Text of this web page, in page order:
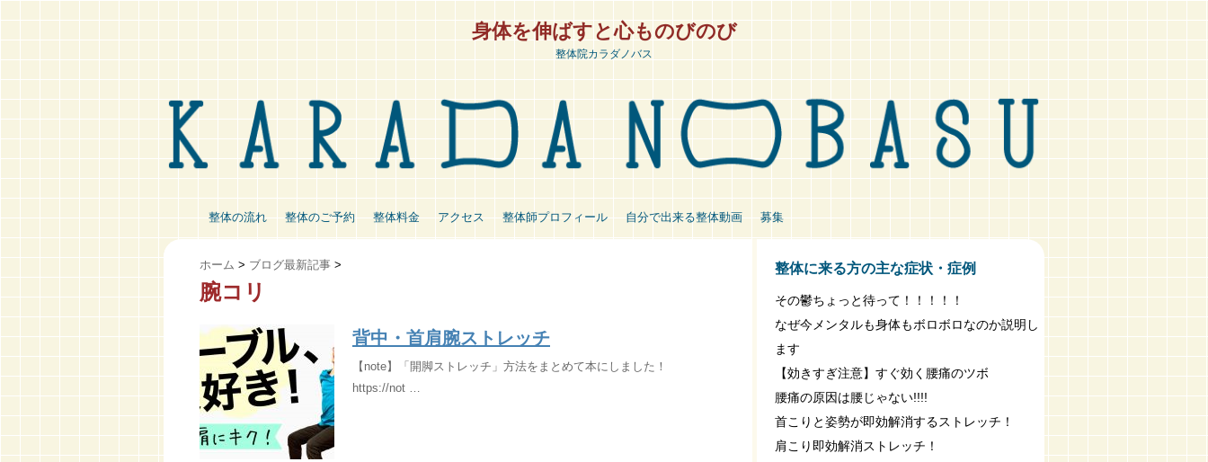
身体を伸ばすと心ものびのび
整体院カラダノバス
整体の流れ 整体のご予約 整体料金 アクセス 整体師プロフィール 自分で出来る整体動画 募集
ホーム > ブログ最新記事 >
腕コリ
背中・首肩腕ストレッチ
【note】「開脚ストレッチ」方法をまとめて本にしました！
https://not …
整体に来る方の主な症状・症例
その鬱ちょっと待って！！！！！
なぜ今メンタルも身体もボロボロなのか説明し
ます
【効きすぎ注意】すぐ効く腰痛のツボ
腰痛の原因は腰じゃない!!!!
首こりと姿勢が即効解消するストレッチ！
肩こり即効解消ストレッチ！